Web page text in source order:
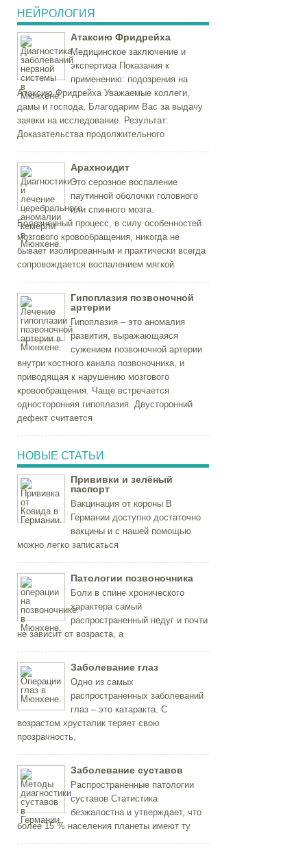
НЕЙРОЛОГИЯ
Атаксию Фридрейха
Медицинское заключение и
экспертиза Показания к
применению: подозрения на
Атаксию Фридрейха Уважаемые коллеги,
дамы и господа, Благодарим Вас за выдачу
заявки на исследование. Результат:
Доказательства продолжительного
Арахноидит
Это серозное воспаление
паутинной оболочки головного
или спинного мозга.
Болезненный процесс, в силу особенностей
мозгового кровообращения, никогда не
бывает изолированным и практически всегда
сопровождается воспалением мягкой
Гипоплазия позвоночной
артерии
Гипоплазия – это аномалия
развития, выражающаяся
сужением позвоночной артерии
внутри костного канала позвоночника, и
приводящая к нарушению мозгового
кровообращения. Чаще встречается
односторонняя гипоплазия. Двусторонний
дефект считается
НОВЫЕ СТАТЬИ
Прививки и зелёный
паспорт
Вакцинация от короны В
Германии доступно достаточно
вакцины и с нашей помощью
можно легко записаться
Патологии позвоночника
Боли в спине хронического
характера самый
распространенный недуг и почти
не зависит от возраста, а
Заболевание глаз
Одно из самых
распространенных заболеваний
глаз – это катаракта. С
возрастом хрусталик теряет свою
прозрачность,
Заболевание суставов
Распространенные патологии
суставов Статистика
безжалостна и утверждает, что
более 15 % населения планеты имеют ту